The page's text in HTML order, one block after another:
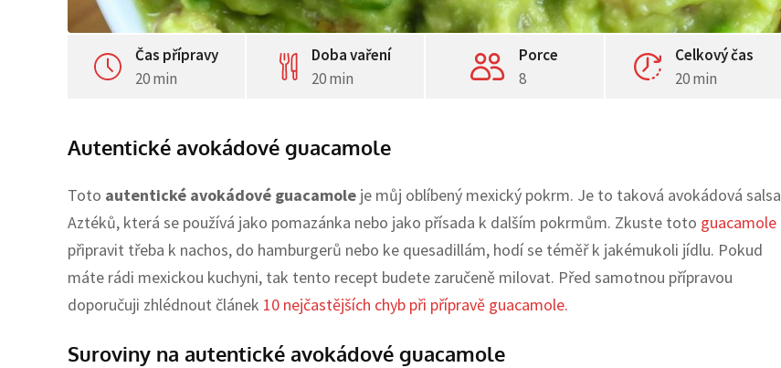
Čas přípravy
20 min
Doba vaření
20 min
Porce
8
Celkový čas
20 min
Autentické avokádové guacamole
Toto autentické avokádové guacamole je můj oblíbený mexický pokrm. Je to taková avokádová salsa
Aztéků, která se používá jako pomazánka nebo jako přísada k dalším pokrmům. Zkuste toto guacamole
připravit třeba k nachos, do hamburgerů nebo ke quesadillám, hodí se téměř k jakémukoli jídlu. Pokud
máte rádi mexickou kuchyni, tak tento recept budete zaručeně milovat. Před samotnou přípravou
doporučuji zhlédnout článek 10 nejčastějších chyb při přípravě guacamole.
Suroviny na autentické avokádové guacamole